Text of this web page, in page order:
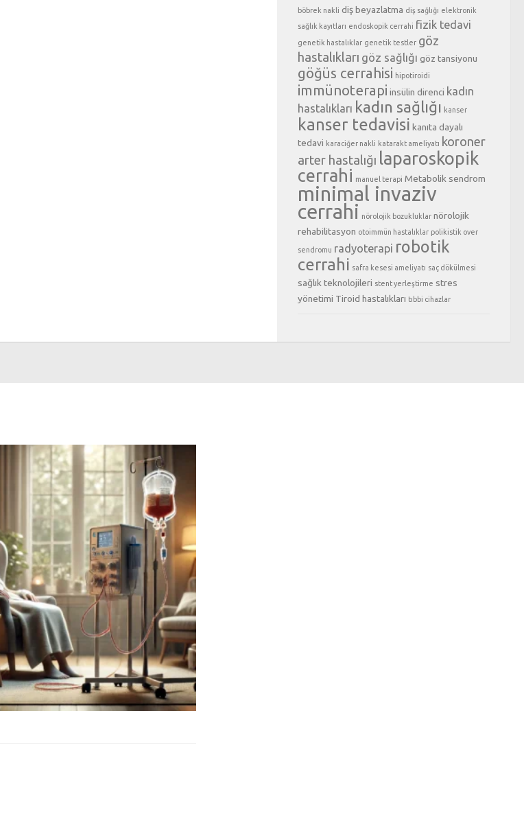
böbrek nakli diş beyazlatma diş sağlığı elektronik
sağlık kayıtları endoskopik cerrahi fizik tedavi
genetik hastalıklar genetik testler göz
hastalıkları göz sağlığı göz tansiyonu
göğüs cerrahisi hipotiroidi
immünoterapi insülin direnci kadın
hastalıkları kadın sağlığı kanser
kanser tedavisi kanıta dayalı
tedavi karaciğer nakli katarakt ameliyatı koroner
arter hastalığı laparoskopik
cerrahi manuel terapi Metabolik sendrom
minimal invaziv
cerrahi nörolojik bozukluklar nörolojik
rehabilitasyon otoimmün hastalıklar polikistik over
sendromu radyoterapi robotik
cerrahi safra kesesi ameliyatı saç dökülmesi
sağlık teknolojileri stent yerleştirme stres
yönetimi Tiroid hastalıkları tıbbi cihazlar